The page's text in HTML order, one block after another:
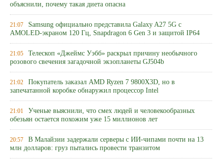
объяснили, почему такая диета опасна
21:07 Samsung официально представила Galaxy A27 5G с
AMOLED-экраном 120 Гц, Snapdragon 6 Gen 3 и защитой IP64
21:05 Телескоп «Джеймс Уэбб» раскрыл причину необычного
розового свечения загадочной экзопланеты GJ504b
21:02 Покупатель заказал AMD Ryzen 7 9800X3D, но в
запечатанной коробке обнаружил процессор Intel
21:01 Ученые выяснили, что смех людей и человекообразных
обезьян остается похожим уже 15 миллионов лет
20:57 В Малайзии задержали серверы с ИИ-чипами почти на 13
млн долларов: груз пытались провести транзитом